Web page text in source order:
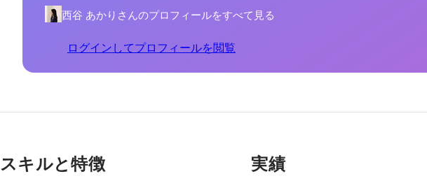
西谷 あかりさんのプロフィールをすべて見る
ログインしてプロフィールを閲覧
スキルと特徴 実績